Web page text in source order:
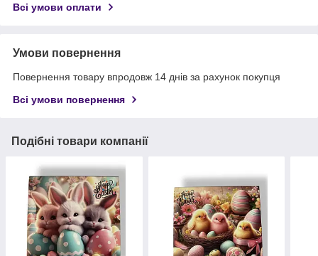
Всі умови оплати
Умови повернення
Повернення товару впродовж 14 днів за рахунок покупця
Всі умови повернення
Подібні товари компанії